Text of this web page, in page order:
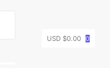
USD $0.00 0